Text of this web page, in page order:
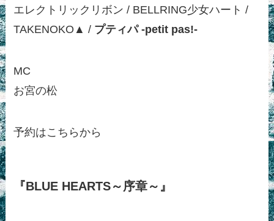
エレクトリックリボン / BELLRING少女ハート /
TAKENOKO▲ / プティパ -petit pas!-
MC
お宮の松
予約はこちらから
『BLUE HEARTS～序章～』